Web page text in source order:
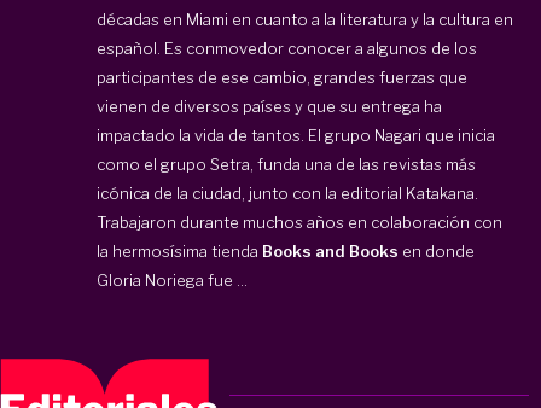
décadas en Miami en cuanto a la literatura y la cultura en
español. Es conmovedor conocer a algunos de los
participantes de ese cambio, grandes fuerzas que
vienen de diversos países y que su entrega ha
impactado la vida de tantos. El grupo Nagari que inicia
como el grupo Setra, funda una de las revistas más
icónica de la ciudad, junto con la editorial Katakana.
Trabajaron durante muchos años en colaboración con
la hermosísima tienda Books and Books en donde
Gloria Noriega fue ...